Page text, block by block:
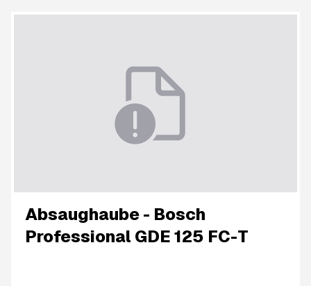
Absaughaube - Bosch
Professional GDE 125 FC-T